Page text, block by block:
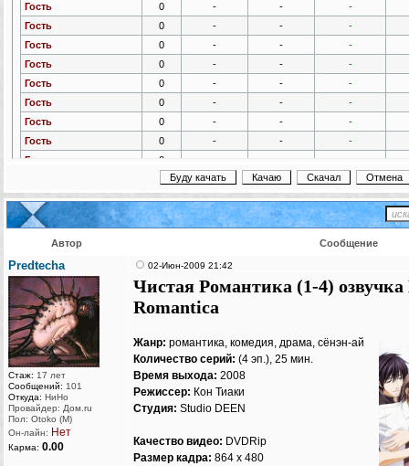
Гость
0 - -
-
Гость
0 - -
-
Гость
0 - -
-
Гость
0 - -
-
Гость
0 - -
-
Гость
0 - -
-
Гость
0 - -
-
Гость
0 - -
-
Гость
0
- -
Гость
0 - -
-
Гость
0 - -
-
Гость
Гость
0 - -
-
Гость
0 -
Гость
Гость
Гость
0 -
Гость
0 -
Гость
0 -
Гость
Гость
0 -
Автор Сообщение
Predtecha
Стаж: 17 лет
Сообщений: 101
Откуда: НиНо
Провайдер: Дом.ru
Пол: Otoko (M)
Он-лайн: Нет
Карма: 0.00
02-Июн-2009 21:42
Чистая Романтика (1-4)
Romantica
Жанр: романтика, комедия, драма, сёнэн-ай
Количество серий: (4 эп.), 25 мин.
Время выхода: 2008
Режиссер: Кон Тиаки
Студия: Studio DEEN
Качество видео: DVDRip
Размер кадра: 864 x 480